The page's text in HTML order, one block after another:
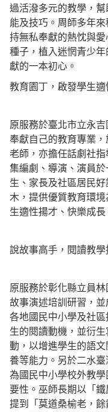
過活潑多元的教學，
能及技巧。周師多年
持無私奉獻的熱忱與
種子，植入迷惘青少
獻的一本初心。
教育園丁，啟發學生適
原服務於臺北市立永
奉獻自己的教育專業
老師，亦擔任話劇社
集編劇、導演、演員
生、家長及社區居民
木，提供優質教育環
生適性揚才、快樂成長
說故事高手，閱讀教學
原服務於彰化縣立員
故事演述培訓研習，
各地國民中小學及社
生的閱讀動機，並衍
動，以增進學生的語
養等能力。另於二水
為國民中小學校外教
要性。巫師長期以「
提到「莫道桑榆老，